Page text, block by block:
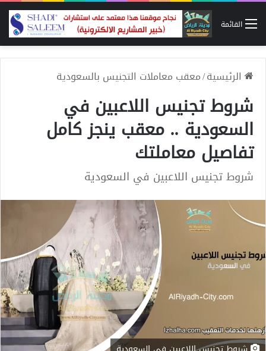
القائمة
الرئيسية/معقب معاملات التجنيس بالسعودية
شروط تجنيس اللاعبين في
السعودية .. معقب ينجز كامل
تفاصيل معاملتك
شروط تجنيس اللاعبين في السعودية